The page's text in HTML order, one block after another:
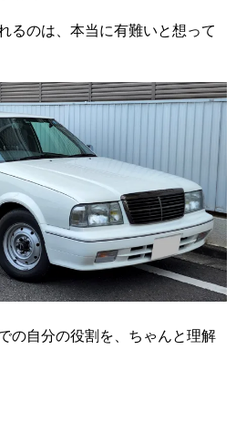
るのは、本当に有難いと想って
の自分の役割を、ちゃんと理解